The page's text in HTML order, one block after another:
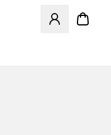
Åbner en